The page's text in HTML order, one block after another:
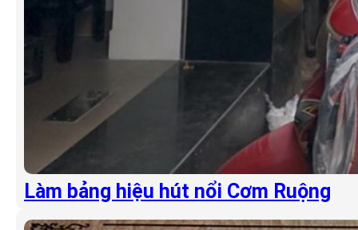
Làm bảng hiệu hút nổi Cơm Ruộng